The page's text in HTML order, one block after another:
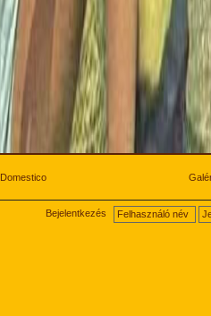
Domestico
Bejelentkezés